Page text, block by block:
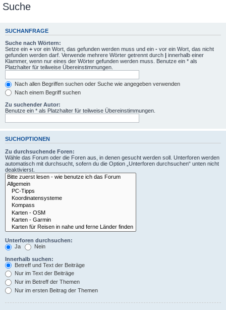
Suche
SUCHANFRAGE
Suche nach Wörtern:
Setze ein + vor ein Wort, das gefunden werden muss und ein - vor ein Wort, das nicht
gefunden werden darf. Verwende mehrere Wörter getrennt durch | innerhalb einer
Klammer, wenn nur eines der Wörter gefunden werden muss. Benutze ein * als
Platzhalter für teilweise Übereinstimmungen.
Nach allen Begriffen suchen oder Suche wie angegeben verwenden
Nach einem Begriff suchen
Zu suchender Autor:
Benutze ein * als Platzhalter für teilweise Übereinstimmungen.
SUCHOPTIONEN
Zu durchsuchende Foren:
Wähle das Forum oder die Foren aus, in denen gesucht werden soll. Unterforen werden
automatisch mit durchsucht, sofern du die Option „Unterforen durchsuchen“ unten nicht
deaktivierst.
Unterforen durchsuchen:
Ja
Nein
Innerhalb suchen:
Betreff und Text der Beiträge
Nur im Text der Beiträge
Nur im Betreff der Themen
Nur im ersten Beitrag der Themen